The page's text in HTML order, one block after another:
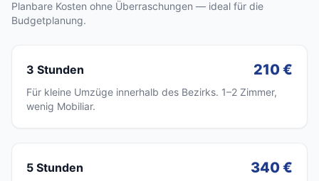
Planbare Kosten ohne Überraschungen — ideal für die
Budgetplanung.
3 Stunden 210 €
Für kleine Umzüge innerhalb des Bezirks. 1–2 Zimmer,
wenig Mobiliar.
5 Stunden 340 €